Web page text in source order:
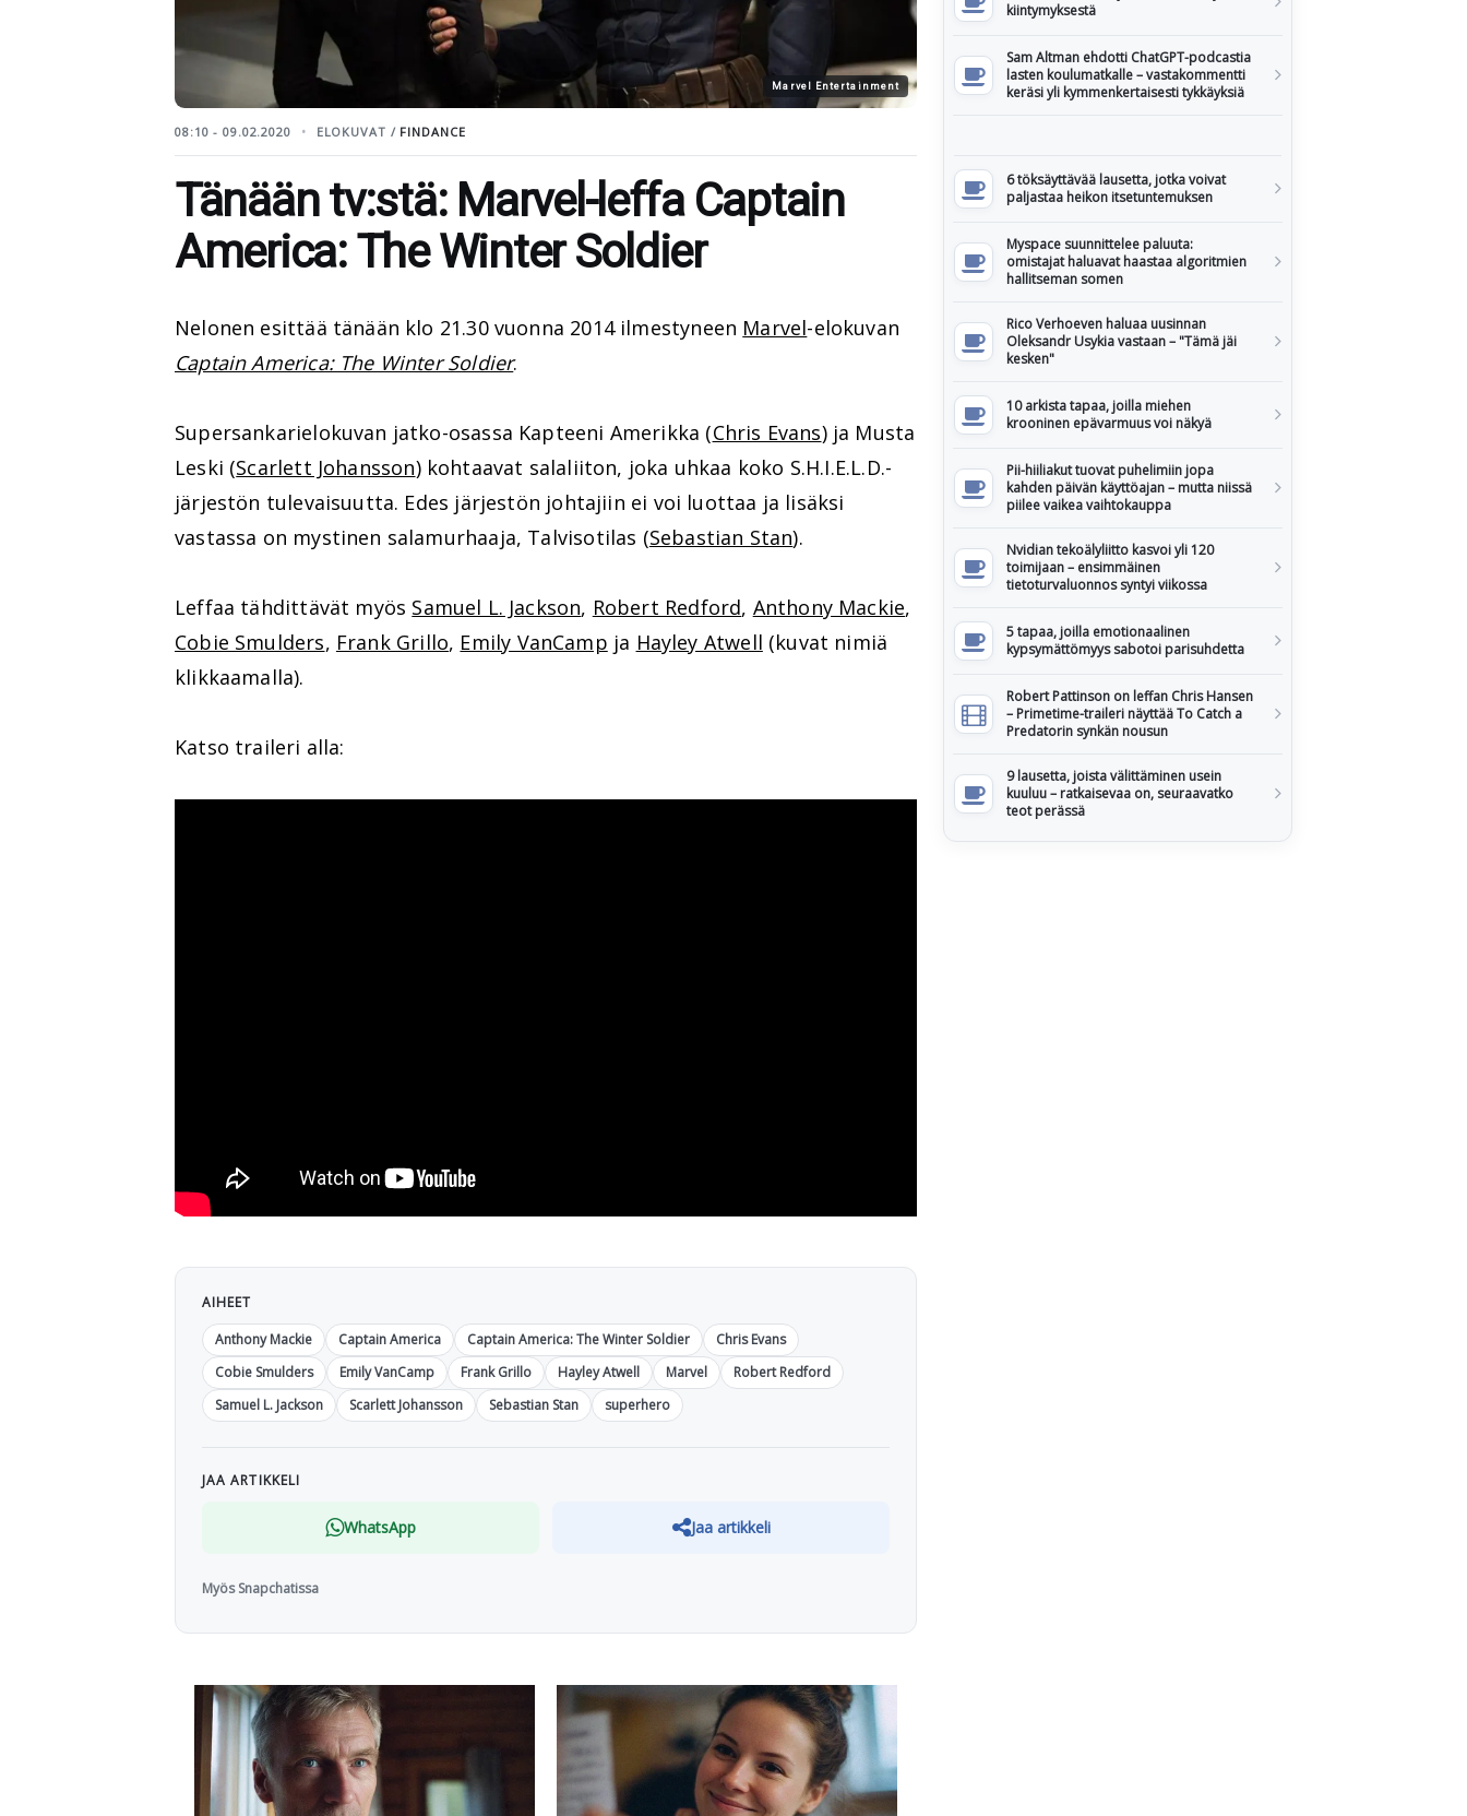
Marvel Entertainment
08:10 - 09.02.2020 ELOKUVAT / FINDANCE
Tänään tv:stä: Marvel-leffa Captain
America: The Winter Soldier
Nelonen esittää tänään klo 21.30 vuonna 2014 ilmestyneen Marvel-elokuvan
Captain America: The Winter Soldier.
Supersankarielokuvan jatko-osassa Kapteeni Amerikka (Chris Evans) ja Musta
Leski (Scarlett Johansson) kohtaavat salaliiton, joka uhkaa koko S.H.I.E.L.D.-
järjestön tulevaisuutta. Edes järjestön johtajiin ei voi luottaa ja lisäksi
vastassa on mystinen salamurhaaja, Talvisotilas (Sebastian Stan).
Leffaa tähdittävät myös Samuel L. Jackson, Robert Redford, Anthony Mackie,
Cobie Smulders, Frank Grillo, Emily VanCamp ja Hayley Atwell (kuvat nimiä
klikkaamalla).
Katso traileri alla:
AIHEET
Anthony Mackie
Captain America Captain America: The Winter Soldier
Chris Evans
Cobie Smulders
Emily VanCamp Frank Grillo Hayley Atwell Marvel
Robert Redford
Samuel L. Jackson
Scarlett Johansson Sebastian Stan superhero
JAA ARTIKKELI
WhatsApp Jaa artikkeli
Myös Snapchatissa
kiintymyksestä
Sam Altman ehdotti ChatGPT-podcastia
lasten koulumatkalle – vastakommentti
keräsi yli kymmenkertaisesti tykkäyksiä
6 töksäyttävää lausetta, jotka voivat
paljastaa heikon itsetuntemuksen
Myspace suunnittelee paluuta:
omistajat haluavat haastaa algoritmien
hallitseman somen
Rico Verhoeven haluaa uusinnan
Oleksandr Usykia vastaan – "Tämä jäi
kesken"
10 arkista tapaa, joilla miehen
krooninen epävarmuus voi näkyä
Pii-hiiliakut tuovat puhelimiin jopa
kahden päivän käyttöajan – mutta niissä
piilee vaikea vaihtokauppa
Nvidian tekoälyliitto kasvoi yli 120
toimijaan – ensimmäinen
tietoturvaluonnos syntyi viikossa
5 tapaa, joilla emotionaalinen
kypsymättömyys sabotoi parisuhdetta
Robert Pattinson on leffan Chris Hansen
– Primetime-traileri näyttää To Catch a
Predatorin synkän nousun
9 lausetta, joista välittäminen usein
kuuluu – ratkaisevaa on, seuraavatko
teot perässä